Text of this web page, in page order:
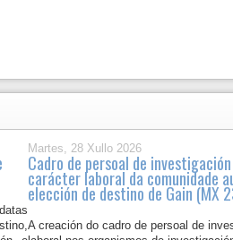
Martes, 28 Xullo 2026
Cadro de persoal de
carácter laboral da comunidade
elección de destino de Gain (MX
A creación do cadro de persoal de